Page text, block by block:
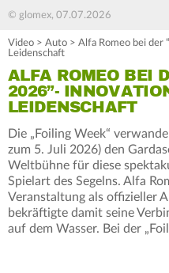
© glomex, 07.07.2026
Video > Auto > Alfa Romeo bei der
Leidenschaft
ALFA ROMEO BEI
2026”-
LEIDENSCHAFT
Die „Foiling Week“
zum 5. Juli 2026) den
Weltbühne für diese
Spielart des Segelns. Alfa
Veranstaltung als offizieller
bekräftigte damit seine
auf dem Wasser. Bei der